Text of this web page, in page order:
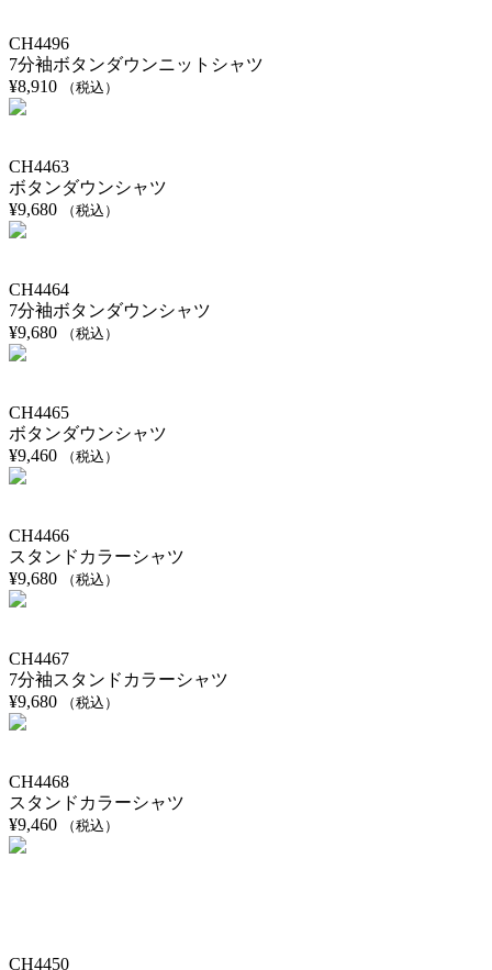
CH4496
7分袖ボタンダウンニットシャツ
¥8,910 （税込）
CH4463
ボタンダウンシャツ
¥9,680 （税込）
CH4464
7分袖ボタンダウンシャツ
¥9,680 （税込）
CH4465
ボタンダウンシャツ
¥9,460 （税込）
CH4466
スタンドカラーシャツ
¥9,680 （税込）
CH4467
7分袖スタンドカラーシャツ
¥9,680 （税込）
CH4468
スタンドカラーシャツ
¥9,460 （税込）
CH4450